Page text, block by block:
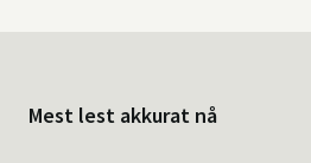
Mest lest akkurat nå